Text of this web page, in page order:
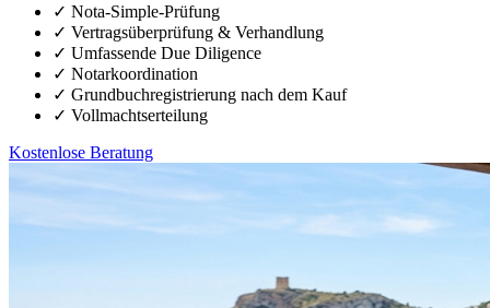
✓ Nota-Simple-Prüfung
✓ Vertragsüberprüfung & Verhandlung
✓ Umfassende Due Diligence
✓ Notarkoordination
✓ Grundbuchregistrierung nach dem Kauf
✓ Vollmachtserteilung
Kostenlose Beratung